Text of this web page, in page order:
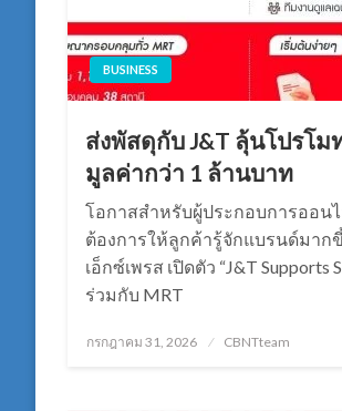
BUSINESS
ส่งพัสดุกับ J&T ลุ้นโปรโม
มูลค่ากว่า 1 ล้านบาท
โอกาสสำหรับผู้ประกอบการออน
ต้องการให้ลูกค้ารู้จักแบรนด์มาก
เอ็กซ์เพรส เปิดตัว “J&T Supports
ร่วมกับ MRT
Posted
กรกฎาคม 31, 2026 CBNTteam